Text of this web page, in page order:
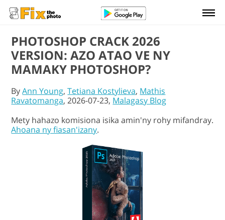
PHOTOSHOP CRACK 2026
VERSION: AZO ATAO VE NY
MAMAKY PHOTOSHOP?
ByAnn Young,Tetiana Kostylieva, Mathis
Ravatomanga, 2026-07-23, Malagasy Blog
Mety hahazo komisiona isika amin'ny rohy mifandray.
Ahoana ny fiasan'izany.